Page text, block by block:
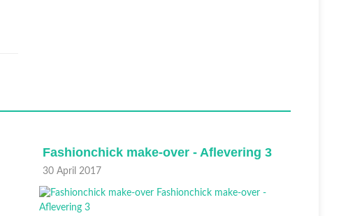
Fashionchick make-over - Aflevering 3
30 April 2017